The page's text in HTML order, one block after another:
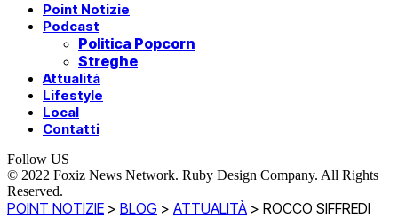
Point Notizie
Podcast
Politica Popcorn
Streghe
Attualità
Lifestyle
Local
Contatti
Follow US
© 2022 Foxiz News Network. Ruby Design Company. All Rights
Reserved.
POINT NOTIZIE > BLOG > ATTUALITÀ > ROCCO SIFFREDI